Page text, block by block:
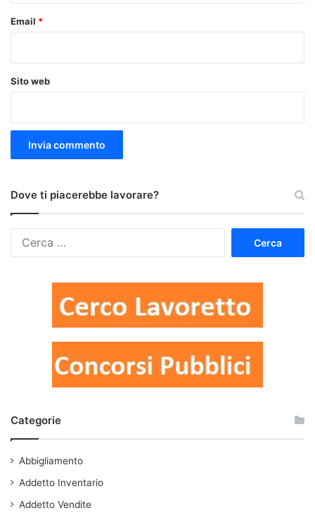
Email *
Sito web
Dove ti piacerebbe lavorare?
Categorie
Abbigliamento
Addetto Inventario
Addetto Vendite